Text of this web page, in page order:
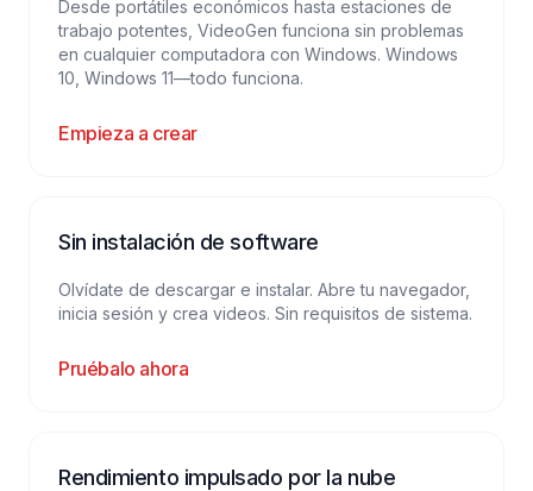
Desde portátiles económicos hasta estaciones de
trabajo potentes, VideoGen funciona sin problemas
en cualquier computadora con Windows. Windows
10, Windows 11—todo funciona.
Empieza a crear
Sin instalación de software
Olvídate de descargar e instalar. Abre tu navegador,
inicia sesión y crea videos. Sin requisitos de sistema.
Pruébalo ahora
Rendimiento impulsado por la nube